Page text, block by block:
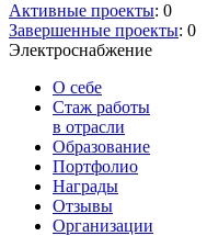
Активные проекты: 0
Завершенные проекты: 0
Электроснабжение
О себе
Стаж работы
в отрасли
Образование
Портфолио
Награды
Отзывы
Организации